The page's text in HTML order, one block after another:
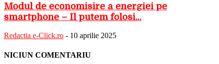
Modul de economisire a energiei pe
smartphone – Îl putem folosi...
Redactia e-Click.ro - 10 aprilie 2025
NICIUN COMENTARIU